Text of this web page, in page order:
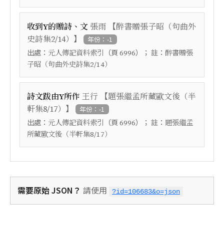
收到Y的贈詩、文 張雨 【醉書贈張子昭（句曲外
史詩集2/14） 】 年份：-1
出處： 元人傳記資料索引 （頁 6996）； 註： 醉書贈張
子昭（句曲外史詩集2/14）
詩文跋由Y所作 王行 【題張繼孟所藏歐文後（半
軒集8/17） 】 年份：-1
出處： 元人傳記資料索引 （頁 6996）； 註： 題張繼孟
所藏歐文後（半軒集8/17）
需要原始 JSON？ 請使用 ?id=106683&o=json